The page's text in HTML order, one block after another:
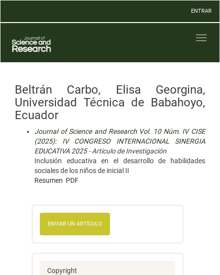
Contenido
Barra
lateral
ENTRAR
Beltrán Carbo, Elisa Georgina,
Universidad Técnica de Babahoyo,
Ecuador
Journal of Science and Research Vol. 10 Núm. IV CISE
(2025): IV CONGRESO INTERNACIONAL SINERGIA
EDUCATIVA 2025- Artículo de Investigación
Inclusión educativa en el desarrollo de habilidades
sociales de los niños de inicial II
Resumen PDF
ENVIAR UN ARTÍCULO
Copyright